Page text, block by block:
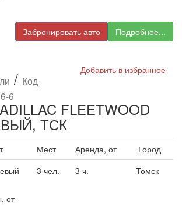
Подробнее...
Забронировать авто
Добавить в избранное
/ Код
6
FLEETWOOD
ТСК
Мест Аренда, от
Город
3 чел. 3 ч. Томск
от